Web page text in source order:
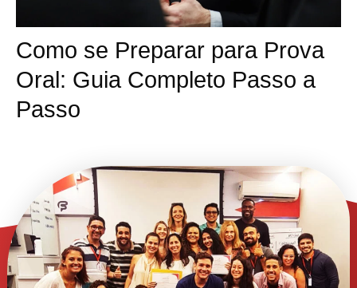
Como se Preparar para Prova
Oral: Guia Completo Passo a
Passo